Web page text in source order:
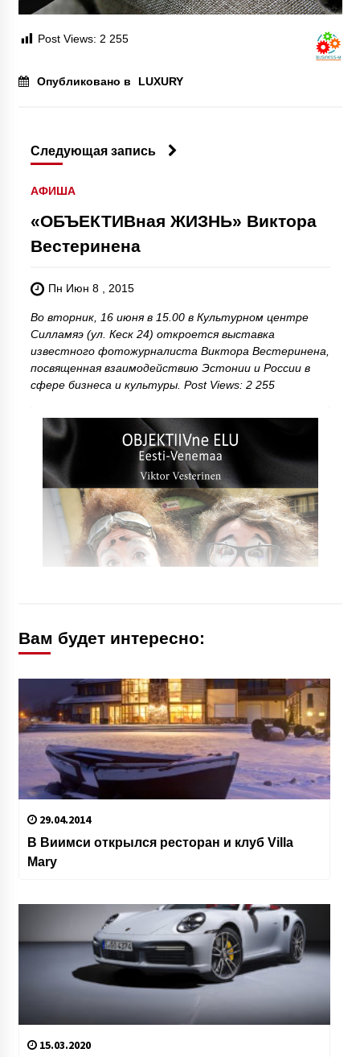
Post Views: 2 255
Опубликовано в LUXURY
Следующая запись
АФИША
«ОБЪЕКТИВная ЖИЗНЬ» Виктора
Вестеринена
Пн Июн 8 , 2015
Во вторник, 16 июня в 15.00 в Культурном центре
Силламяэ (ул. Кеск 24) откроется выставка
известного фотожурналиста Виктора Вестеринена,
посвященная взаимодействию Эстонии и России в
сфере бизнеса и культуры. Post Views: 2 255
Вам будет интересно:
29.04.2014
В Виимси открылся ресторан и клуб Villa
Mary
15.03.2020